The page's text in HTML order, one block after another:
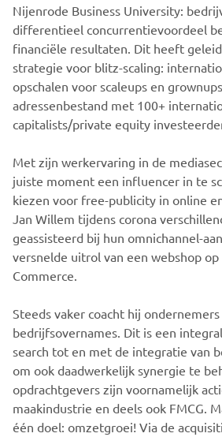
Nijenrode Business University:
differentieel concurrentievoordeel
financiële resultaten. Dit heeft
strategie voor blitz-scaling:
opschalen voor scaleups en
adressenbestand met 100+
capitalists/private equity
Met zijn werkervaring in de
juiste moment een influencer in te
kiezen voor free-publicity in online
Jan Willem tijdens corona
geassisteerd bij hun omnichannel-
versnelde uitrol van een webshop op
Commerce.
Steeds vaker coacht hij
bedrijfsovernames. Dit is een
search tot en met de integratie van
om ook daadwerkelijk synergie te
opdrachtgevers zijn voornamelijk
maakindustrie en deels ook FMCG.
één doel: omzetgroei! Via de